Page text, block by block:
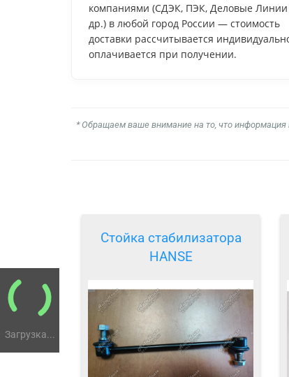
Загрузка...
компаниями (СДЭК, ПЭК, Деловые
др.) в любой город России — стоимость
доставки рассчитывается
оплачивается при получении.
* Обращаем ваше внимание на то, что информация
Стойка стабилизатора
HANSE